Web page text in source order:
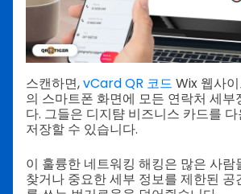
스캔하면,vCard QR 코드 Wix 웹사
의 스마트폰 화면에 모든 연락처 세부
다. 그들은 디지턈 비즈니스 카드를
저장할 수 있습니다.
이 훌륭한 네트워킹 해킹은 많은 사람
찾거나 중요한 세부 정보를 제한된 공